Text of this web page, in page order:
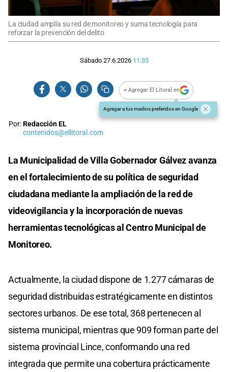
La ciudad amplía su red de monitoreo y suma tecnología para
reforzar la prevención del delito
Sábado 27.6.2026 11:35
+ Agregar El Litoral en
Agregar a tus medios preferidos en Google
Por:Redacción EL
contenidos@ellitoral.com
La Municipalidad de Villa Gobernador Gálvez avanza
en el fortalecimiento de su política de seguridad
ciudadana mediante la ampliación de la red de
videovigilancia y la incorporación de nuevas
herramientas tecnológicas al Centro Municipal de
Monitoreo.
Actualmente, la ciudad dispone de 1.277 cámaras de
seguridad distribuidas estratégicamente en distintos
sectores urbanos. De ese total, 368 pertenecen al
sistema municipal, mientras que 909 forman parte del
sistema provincial Lince, conformando una red
integrada que permite una cobertura prácticamente